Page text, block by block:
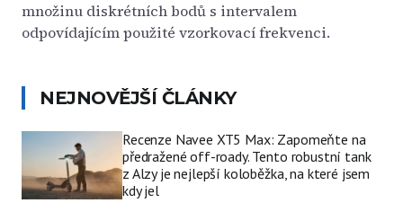
množinu diskrétních bodů s intervalem
odpovídajícím použité vzorkovací frekvenci.
NEJNOVĚJŠÍ ČLÁNKY
Recenze Navee XT5 Max: Zapomeňte na
předražené off-roady. Tento robustní tank
z Alzy je nejlepší koloběžka, na které jsem
kdy jel